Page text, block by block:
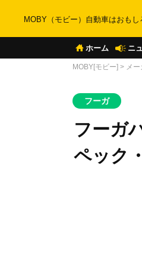
MOBY（モビー）自動車はおもし
ホーム ニ
MOBY[モビー] > メ
フーガ
フーガ
ペック